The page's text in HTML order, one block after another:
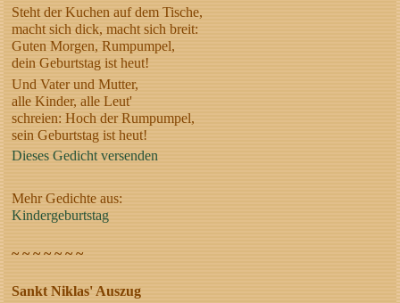
Steht der Kuchen auf dem Tische,
macht sich dick, macht sich breit:
Guten Morgen, Rumpumpel,
dein Geburtstag ist heut!
Und Vater und Mutter,
alle Kinder, alle Leut'
schreien: Hoch der Rumpumpel,
sein Geburtstag ist heut!
Dieses Gedicht versenden
Mehr Gedichte aus:
Kindergeburtstag
~ ~ ~ ~ ~ ~ ~
Sankt Niklas' Auszug